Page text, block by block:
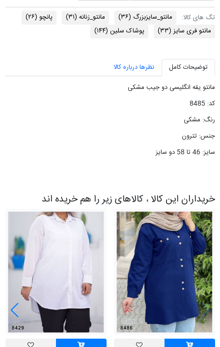
تگ های کالا: مانتو_سایزبزرگ (۳۶) مانتو_زنانه (۳۱) پانچو (۲۶)
مانتو فری سایز (۳۳) پوشاک سلین (۱۴۴)
توضیحات کامل
نظرها درباره کالا
مانتو یقه انگلیسی دو جیب مشکی
کد: 8485
رنگ: مشکی
جنس: تترون
سایز: 46 تا 58 دو سایز
خریداران این کالا ، کالاهای زیر را هم خریده اند